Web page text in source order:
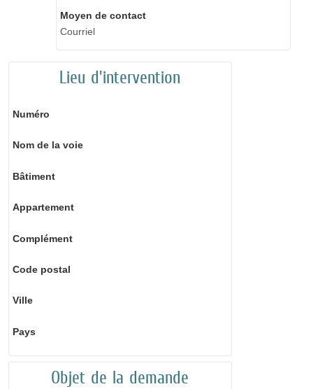
Moyen de contact
Courriel
Lieu d'intervention
Numéro
Nom de la voie
Bâtiment
Appartement
Complément
Code postal
Ville
Pays
Objet de la demande